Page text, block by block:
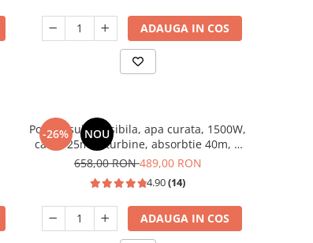
ADAUGA IN COS
-26% NOU
Pompa submersibila, apa curata, 1500W,
cablu 25m, 8 turbine, absorbtie 40m, 5
mc/h, 1" tol, dimensiune 100 mm, Inox,
658,00 RON489,00 RON
4.90(14)
ADAUGA IN COS